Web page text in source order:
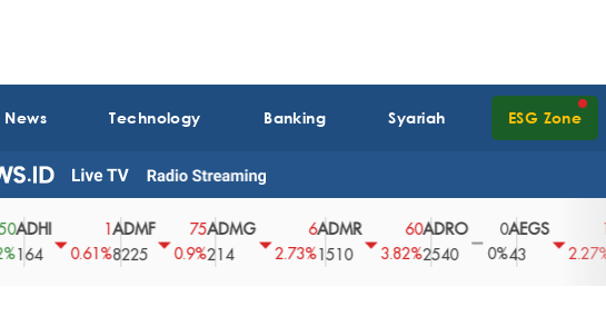
Technology Banking Syariah ESG Zone
0.61%
ADMF
8225
75
0.9%
ADMG
214
2.73%
ADMR
1510
3.82%
ADRO
2540
0
0%
AEGS
2.27%2850